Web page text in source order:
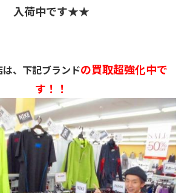
入荷中です★★
、下記ブランドの買取超強化中で
す！！